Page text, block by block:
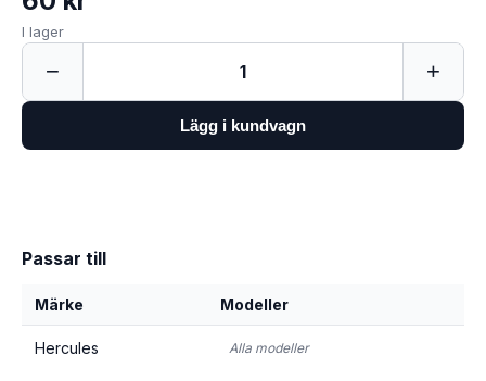
I lager
− 1 +
Lägg i kundvagn
Passar till
Märke Modeller
Hercules Alla modeller